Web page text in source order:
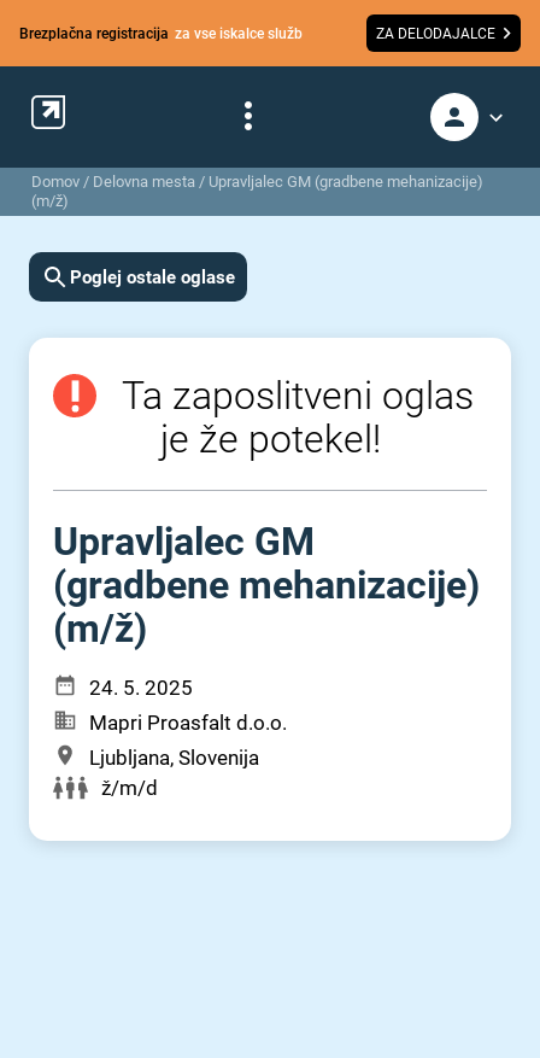
Brezplačna registracija za vse iskalce služb ZA DELODAJALCE
Domov / Delovna mesta / Upravljalec GM (gradbene mehanizacije)
(m/ž)
Poglej ostale oglase
Ta zaposlitveni oglas
je že potekel!
Upravljalec GM
(gradbene mehanizacije)
(m⁠/⁠ž)
24. 5. 2025
Mapri Proasfalt d.o.o.
Ljubljana, Slovenija
ž/m/d